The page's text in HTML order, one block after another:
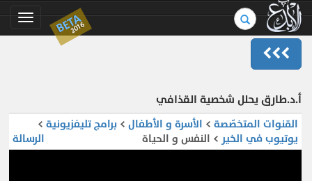
BETA
2016
بحث
في
الموسوعة..
أ.د.طارق يحلل شخصية القذافي
القنوات المتخصّصة > الأسرة و الأطفال > برامج تليفزيونية >
يوتيوب في الخير > النفس و الحياة الرسالة